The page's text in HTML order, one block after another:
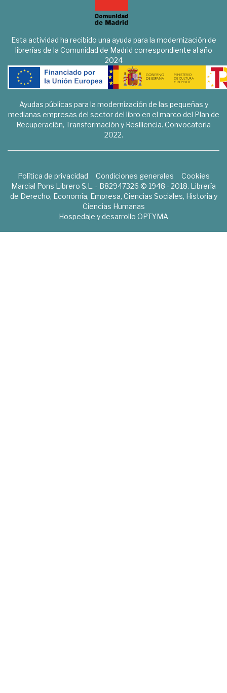
Esta actividad ha recibido una ayuda para la modernización de
librerías de la Comunidad de Madrid correspondiente al año
2024
Ayudas públicas para la modernización de las pequeñas y
medianas empresas del sector del libro en el marco del Plan de
Recuperación, Transformación y Resiliencia. Convocatoria
2022.
Política de privacidad Condiciones generales
Cookies
Marcial Pons Librero S.L. - B82947326 © 1948 - 2018. Librería
de Derecho, Economía, Empresa, Ciencias Sociales, Historia y
Ciencias Humanas
Hospedaje y desarrollo OPTYMA